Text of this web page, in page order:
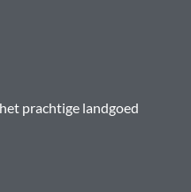
prachtige landgoed